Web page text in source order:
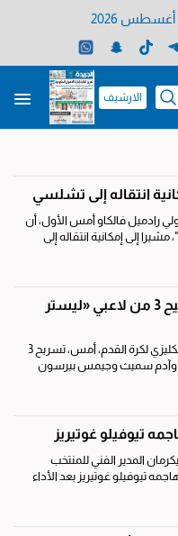
الارشيف
انتقاله إلى تشلسي
رادميل فالكاو أمس الأول، أن
إلى إمكانية انتقاله إلى
اللندني لتتماشى مع
فضيحة جنسية تطيح 3 من لاعبي «ليستر
قرر نادي ليستر سيتي الإنكليزي لكرة القدم، أمس، تسريح 3
وآدم سميث وجيمس بيرسون
وأشار "ليستر"، في بيان له، إلى أن بيرسون
تيوفيلو غوتيريز
المدير الفني للمنتخب
تيوفيلو غوتيريز بعد الأداء
في إطار الجولة الثانية من...